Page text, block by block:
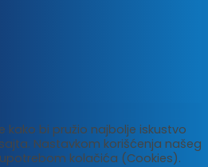
kako bi pružio najbolje iskustvo
Nastavkom korišćenja našeg
kolačića (Cookies).